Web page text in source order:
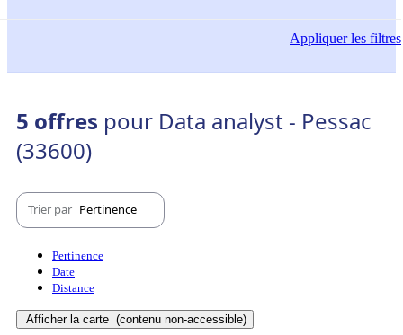
Appliquerles filtres
5 offres pour Data analyst - Pessac
(33600)
Trier par Pertinence
Pertinence
Date
Distance
Afficher la carte (contenu non-accessible)